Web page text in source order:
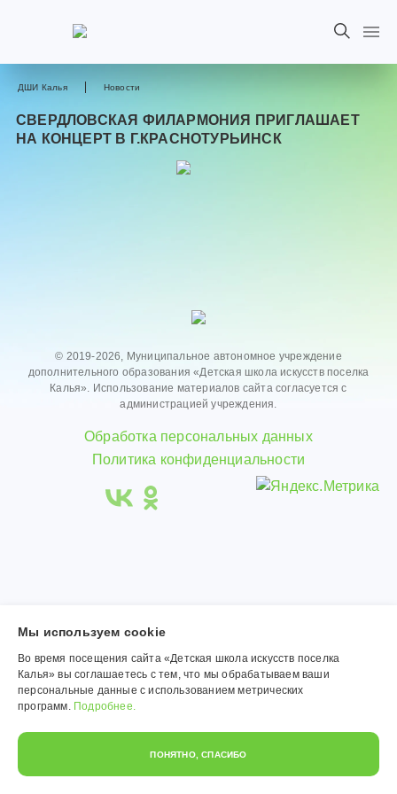
ДШИ Калья Новости
СВЕРДЛОВСКАЯ ФИЛАРМОНИЯ ПРИГЛАШАЕТ
НА КОНЦЕРТ В Г.КРАСНОТУРЬИНСК
© 2019-2026, Муниципальное автономное учреждение
дополнительного образования «Детская школа искусств поселка
Калья». Использование материалов сайта согласуется с
администрацией учреждения.
Обработка персональных данных
Политика конфиденциальности
Мы используем сookie
Во время посещения сайта «Детская школа искусств поселка
Калья» вы соглашаетесь с тем, что мы обрабатываем ваши
персональные данные с использованием метрических
программ. Подробнее.
ПОНЯТНО, СПАСИБО